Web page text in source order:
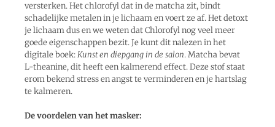
versterken. Het chlorofyl dat in de matcha zit, bindt
schadelijke metalen in je lichaam en voert ze af. Het detoxt
je lichaam dus en we weten dat Chlorofyl nog veel meer
goede eigenschappen bezit. Je kunt dit nalezen in het
digitale boek:Kunst en diepgang in de salon. Matcha bevat
L-theanine, dit heeft een kalmerend effect. Deze stof staat
erom bekend stress en angst te verminderen en je hartslag
te kalmeren.
De voordelen van het masker: